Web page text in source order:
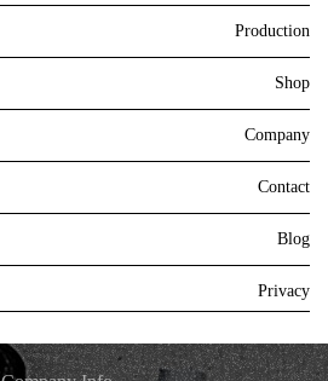
Production
Shop
Company
Contact
Blog
Privacy